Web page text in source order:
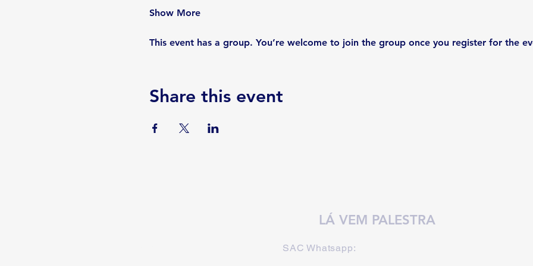
Show More
This event has a group. You’re welcome to join the group once you register for the
Share this event
LÁ VEM PALESTRA
SAC Whatsapp: